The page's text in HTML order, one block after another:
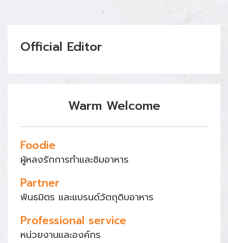
Official Editor
Warm Welcome
Foodie
ผู้หลงรักการทำและชิมอาหาร
Partner
พันธมิตร และแบรนด์วัตถุดิบอาหาร
Professional service
หน่วยงานและองค์กร